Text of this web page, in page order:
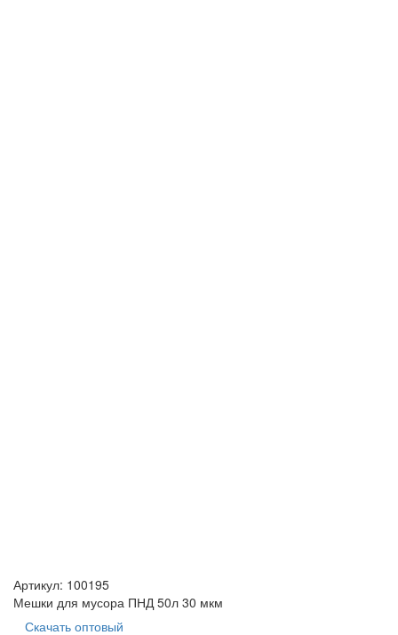
Артикул: 100195
Мешки для мусора ПНД 50л 30 мкм
Скачать оптовый